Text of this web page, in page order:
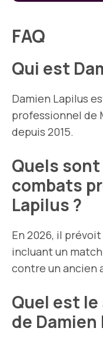
FAQ
Qui est
Damien Lapilus
professionnel de
depuis 2015.
Quels
combats
Lapilus ?
En 2026, il
incluant un
contre un ancien
Quel est
de Damien